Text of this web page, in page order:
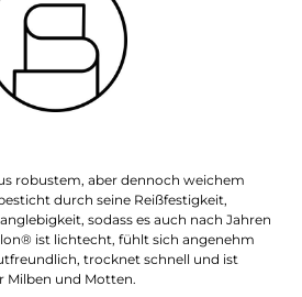
robustem, aber dennoch weichem
durch seine Reißfestigkeit,
sodass es auch nach Jahren
ist lichtecht, fühlt sich angenehm
trocknet schnell und ist
Milben und Motten.